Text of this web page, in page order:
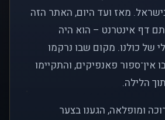
מאז ועד היום, האתר הזה
דף אינטרנט – הוא היה
של כולנו. מקום שבו נרקמו
אין־ספור פאנפיקים, והתקיימו
הלילה.
ומופלאה, הגענו בצער